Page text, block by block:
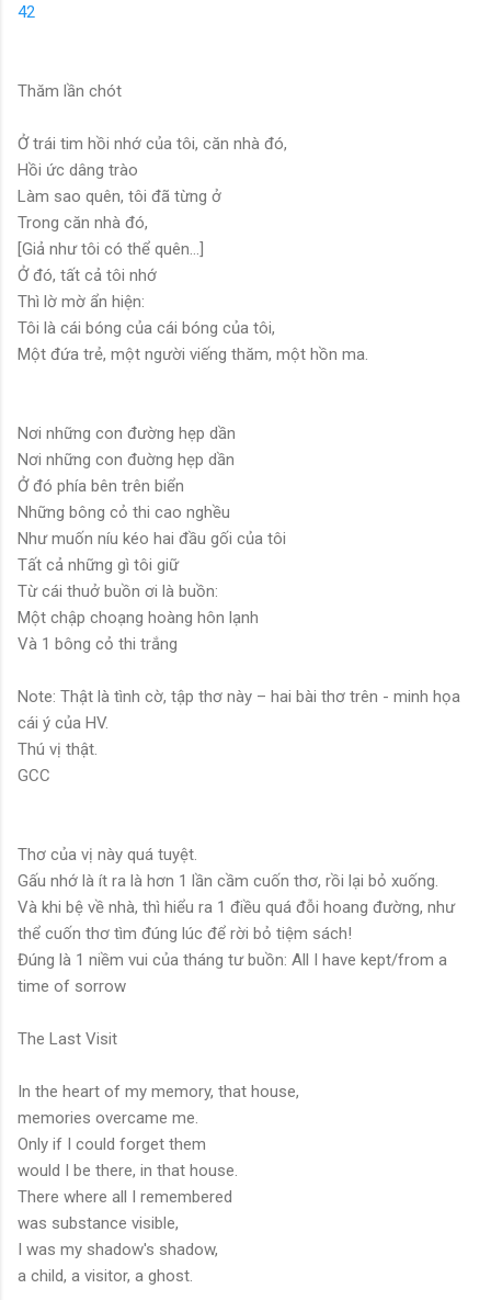
42
Thăm lần chót
Ở trái tim hồi nhớ của tôi, căn nhà đó,
Hồi ức dâng trào
Làm sao quên, tôi đã từng ở
Trong căn nhà đó,
[Giả như tôi có thể quên…]
Ở đó, tất cả tôi nhớ
Thì lờ mờ ẩn hiện:
Tôi là cái bóng của cái bóng của tôi,
Một đứa trẻ, một người viếng thăm, một hồn ma.
Nơi những con đường hẹp dần
Nơi những con đuờng hẹp dần
Ở đó phía bên trên biển
Những bông cỏ thi cao nghều
Như muốn níu kéo hai đầu gối của tôi
Tất cả những gì tôi giữ
Từ cái thuở buồn ơi là buồn:
Một chập choạng hoàng hôn lạnh
Và 1 bông cỏ thi trắng
Note: Thật là tình cờ, tập thơ này – hai bài thơ trên - minh họa
cái ý của HV.
Thú vị thật.
GCC
Thơ của vị này quá tuyệt.
Gấu nhớ là ít ra là hơn 1 lần cầm cuốn thơ, rồi lại bỏ xuống.
Và khi bệ về nhà, thì hiểu ra 1 điều quá đỗi hoang đường, như
thể cuốn thơ tìm đúng lúc để rời bỏ tiệm sách!
Đúng là 1 niềm vui của tháng tư buồn: All I have kept/from a
time of sorrow
The Last Visit
In the heart of my memory, that house,
memories overcame me.
Only if I could forget them
would I be there, in that house.
There where all I remembered
was substance visible,
I was my shadow's shadow,
a child, a visitor, a ghost.